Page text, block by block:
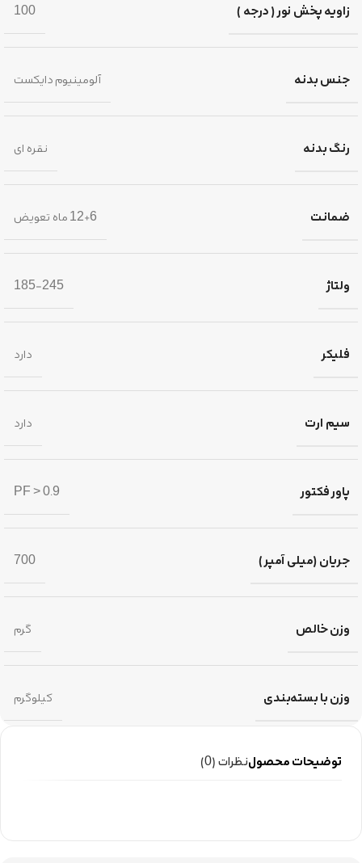
زاویه پخش نور ( درجه ) 100
جنس بدنه آلومینیوم دایکست
رنگ بدنه نقره ای
ضمانت 12+6 ماه تعویض
ولتاژ 185-245
فلیکر دارد
سیم ارت دارد
پاور فکتور PF > 0.9
جریان (میلی آمپر) 700
وزن خالص گرم
وزن با بسته‌بندی کیلوگرم
توضیحات محصولنظرات (0)